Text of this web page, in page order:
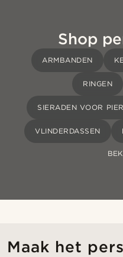
Shop
ARMBANDEN
RINGEN
SIERADEN VOOR
VLINDERDASSEN
Maak het